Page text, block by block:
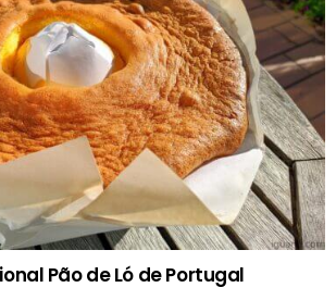
Pão de Ló de Portugal